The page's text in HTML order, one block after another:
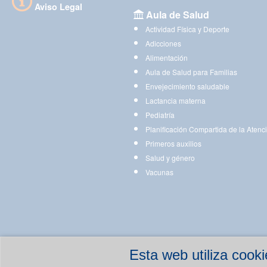
Esta web utiliza
Aviso Legal
Aula de Salud
Actividad Física y Deporte
Adicciones
Alimentación
Aula de Salud para Familias
Envejecimiento saludable
Lactancia materna
Pediatría
Planificación Compartida de la
Primeros auxilios
Salud y género
Vacunas